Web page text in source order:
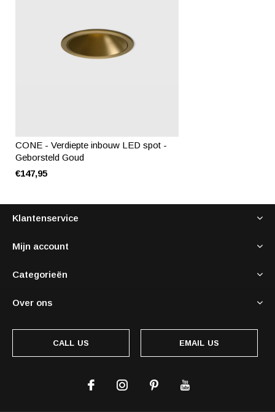
CONE - Verdiepte inbouw LED spot -
Geborsteld Goud
€147,95
Klantenservice
Mijn account
Categorieën
Over ons
CALL US EMAIL US